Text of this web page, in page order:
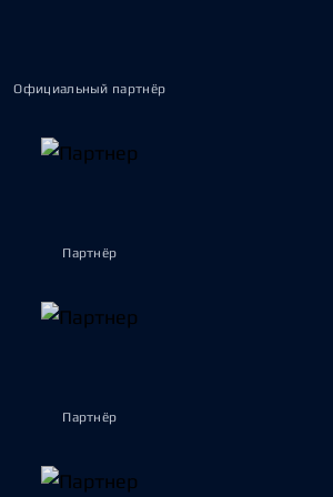
Официальный партнёр
Партнёр
Партнёр